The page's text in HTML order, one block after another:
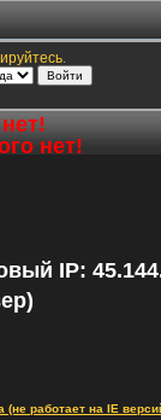
.
нет!
IP:
работает на IE